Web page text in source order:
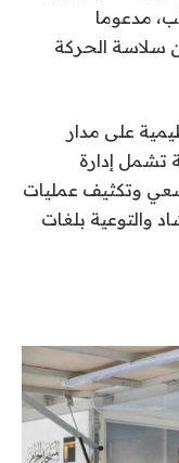
مدعوما
سلاسة الحركة
على مدار
تشمل إدارة
وتكثيف عمليات
والتوعية بلغات